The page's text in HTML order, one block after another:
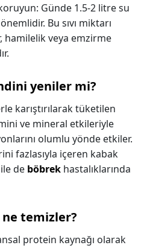
Günde 1.5-2 litre su
Bu sıvı miktarı
hamilelik veya emzirme
yeniler mi?
karıştırılarak tüketilen
ve mineral etkileriyle
olumlu yönde etkiler.
fazlasıyla içeren kabak
de böbrek hastalıklarında
ne temizler?
protein kaynağı olarak